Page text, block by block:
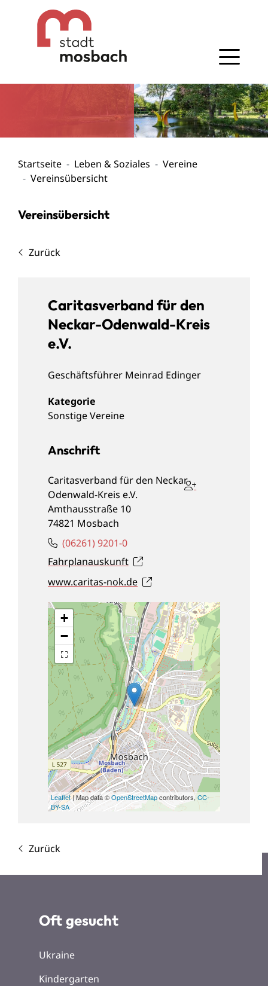
Gehe zum Navigationsbereich
Gehe zum Inhalt
Startseite Leben & Soziales
Vereine
Vereinsübersicht
Vereinsübersicht
Zurück
Caritasverband für den
Neckar-Odenwald-Kreis
e.V.
Geschäftsführer Meinrad Edinger
Sonstige Vereine
Anschrift
Caritasverband für den Neckar-
Odenwald-Kreis e.V.
Amthausstraße 10
74821 Mosbach
Fahrplanauskunft
(06261) 9201-0
www.caritas-nok.de
+
−
Leaflet| Map data ©OpenStreetMapcontributors,CC-
BY-SA
Zurück
Oft gesucht
Ukraine
Kindergarten